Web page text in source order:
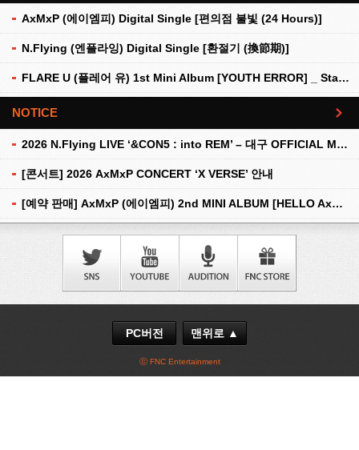
AxMxP (에이엠피) Digital Single [편의점 불빛 (24 Hours)]
N.Flying (엔플라잉) Digital Single [환절기 (換節期)]
FLARE U (플레어 유) 1st Mini Album [YOUTH ERROR] _ Stationery Kit Ver.
NOTICE
2026 N.Flying LIVE ‘&CON5 : into REM’ – 대구 OFFICIAL MD 현장 판매 안내
[콘서트] 2026 AxMxP CONCERT ‘X VERSE’ 안내
[예약 판매] AxMxP (에이엠피) 2nd MINI ALBUM [HELLO AxMxP] 예약 판매 안내
더보기
PC버전 맨위로 ▲
ⓒ FNC Entertainment